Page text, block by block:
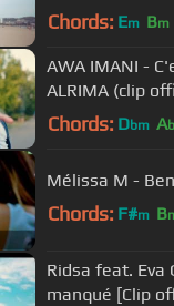
Chords: Em Bm
AWA IMANI -
ALRIMA (clip
Chords: Dbm A
Mélissa M -
Chords: F#m B
Ridsa feat. Eva
manqué [Clip